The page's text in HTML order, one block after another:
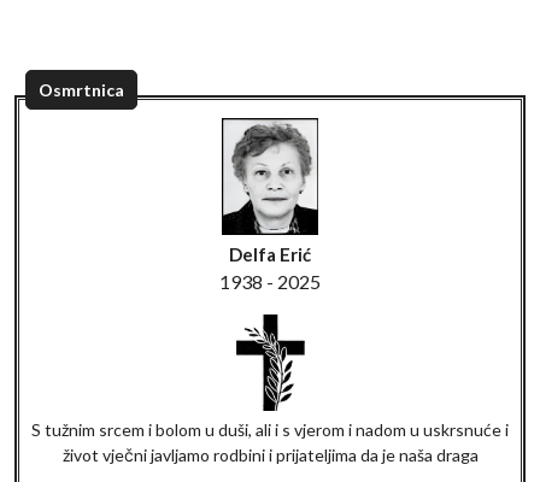
Osmrtnica
Delfa Erić
1938 - 2025
S tužnim srcem i bolom u duši, ali i s vjerom i nadom u uskrsnuće i
život vječni javljamo rodbini i prijateljima da je naša draga